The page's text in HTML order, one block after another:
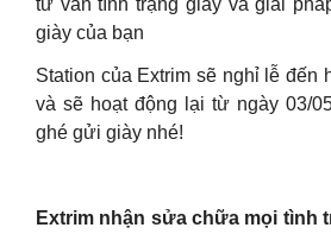
tư vấn tình trạng giày và giải
giày của bạn
Station của Extrim sẽ nghỉ lễ đến
và sẽ hoạt động lại từ ngày 03/
ghé gửi giày nhé!
Extrim nhận sửa chữa mọi tình